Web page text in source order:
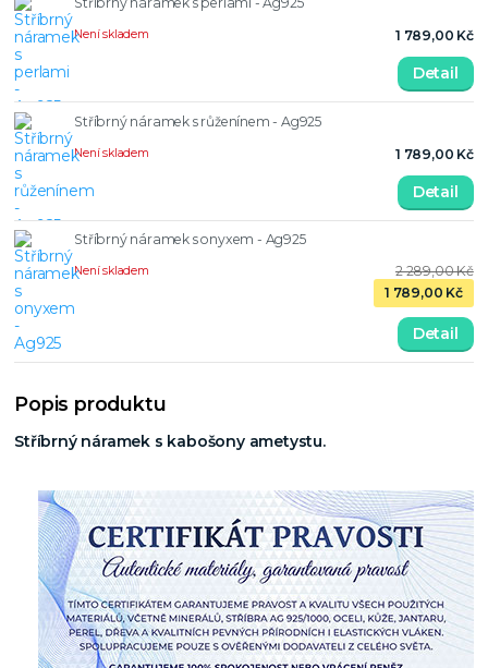
1 789,00 Kč
Není skladem
Detail
Stříbrný náramek s růženínem - Ag925
1 789,00 Kč
Není skladem
Detail
Stříbrný náramek s onyxem - Ag925
2 289,00 Kč
1 789,00 Kč
Není skladem
Detail
Popis produktu
Stříbrný náramek s kabošony ametystu.